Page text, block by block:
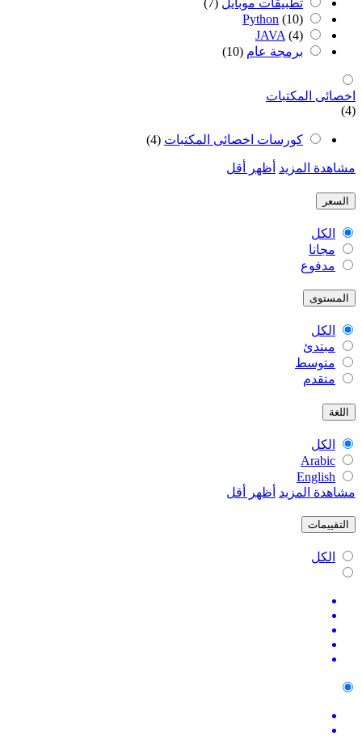
تطبيقات موبايل (7)
Python (10)
JAVA (4)
برمجة عام (10)
اخصائى المكتبات
(4)
كورسات اخصائى المكتبات (4)
مشاهدة المزيد أظهر أقل
السعر
الكل
مجانا
مدفوع
المستوى
الكل
مبتدئ
متوسط
متقدم
اللغة
الكل
Arabic
English
مشاهدة المزيد أظهر أقل
التقييمات
الكل